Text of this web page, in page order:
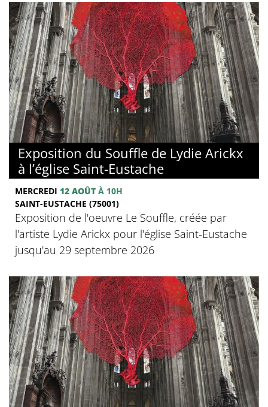
Exposition du Souffle de Lydie Arickx
à l’église Saint-Eustache
MERCREDI 12 AOÛT À 10H
SAINT-EUSTACHE (75001)
Exposition de l'oeuvre Le Souffle, créée par
l'artiste Lydie Arickx pour l'église Saint-Eustache
jusqu'au 29 septembre 2026